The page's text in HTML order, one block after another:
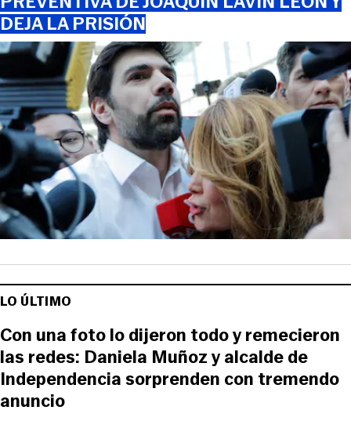
DEJA LA PRISIÓN
LO ÚLTIMO
Con una foto lo dijeron todo y remecieron
las redes: Daniela Muñoz y alcalde de
Independencia sorprenden con tremendo
anuncio